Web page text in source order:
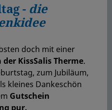
- die
doch mit einer
KissSalis Therme.
zum Jubiläum,
kleines Dankeschön
Gutschein
pur.